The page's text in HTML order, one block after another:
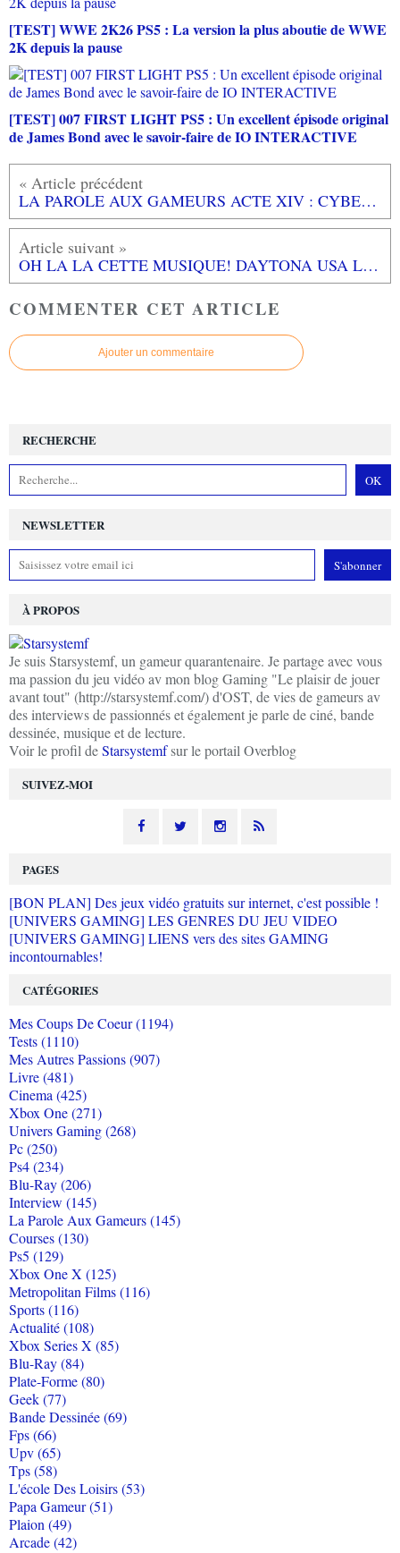
[TEST] WWE 2K26 PS5 : La version la plus aboutie de WWE
2K depuis la pause
[TEST] 007 FIRST LIGHT PS5 : Un excellent épisode original
de James Bond avec le savoir-faire de IO INTERACTIVE
LA PAROLE AUX GAMEURS ACTE XIV : CYBELE LECLAIR
OH LA LA CETTE MUSIQUE! DAYTONA USA Let's Go Away - Takenobu Mitsuyoshi
COMMENTER CET ARTICLE
Ajouter un commentaire
NEWSLETTER
SUIVEZ-MOI
RECHERCHE
À PROPOS
Je suis Starsystemf, un gameur quarantenaire. Je partage avec vous
ma passion du jeu vidéo av mon blog Gaming "Le plaisir de jouer
avant tout" (http://starsystemf.com/) d'OST, de vies de gameurs av
des interviews de passionnés et également je parle de ciné, bande
dessinée, musique et de lecture.
Voir le profil deStarsystemfsur le portail Overblog
PAGES
[BON PLAN] Des jeux vidéo gratuits sur internet, c'est possible !
[UNIVERS GAMING] LES GENRES DU JEU VIDEO
[UNIVERS GAMING] LIENS vers des sites GAMING
incontournables!
CATÉGORIES
Mes Coups De Coeur (1194)
Tests (1110)
Mes Autres Passions (907)
Livre (481)
Cinema (425)
Xbox One (271)
Univers Gaming (268)
Pc (250)
Ps4 (234)
Blu-Ray (206)
Interview (145)
La Parole Aux Gameurs (145)
Courses (130)
Ps5 (129)
Xbox One X (125)
Metropolitan Films (116)
Sports (116)
Actualité (108)
Xbox Series X (85)
Blu-Ray (84)
Plate-Forme (80)
Geek (77)
Bande Dessinée (69)
Fps (66)
Upv (65)
Tps (58)
L'école Des Loisirs (53)
Papa Gameur (51)
Plaion (49)
Arcade (42)